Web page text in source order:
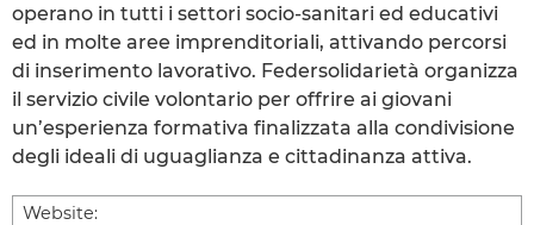
operano in tutti i settori socio-sanitari ed educativi
ed in molte aree imprenditoriali, attivando percorsi
di inserimento lavorativo. Federsolidarietà organizza
il servizio civile volontario per offrire ai giovani
un’esperienza formativa finalizzata alla condivisione
degli ideali di uguaglianza e cittadinanza attiva.
Website: